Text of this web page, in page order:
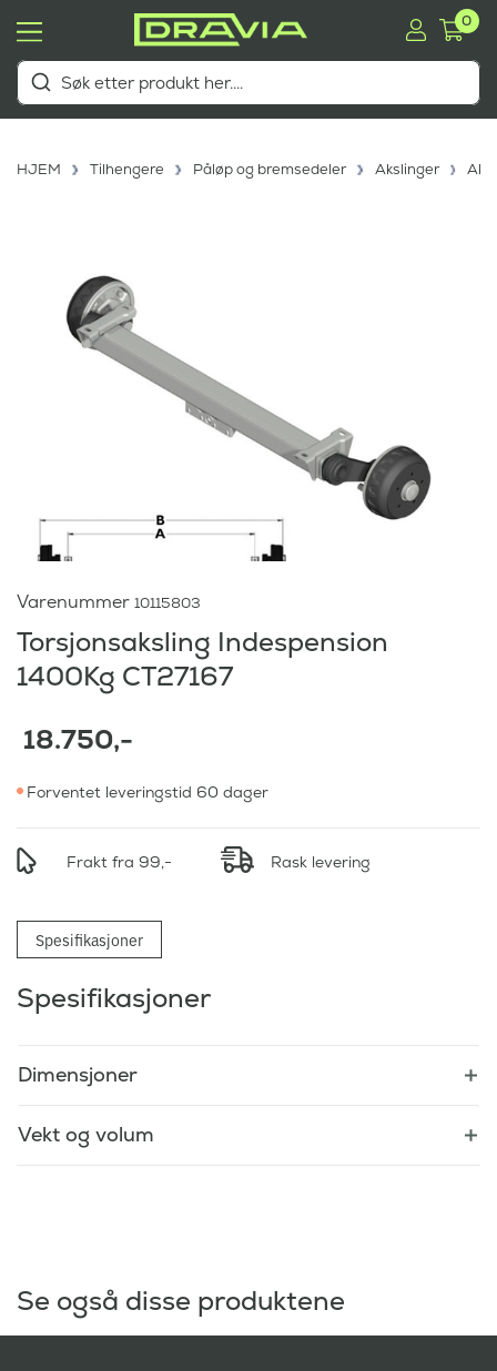
0
HJEM Tilhengere Påløp og bremsedeler Akslinger
Varenummer 10115803
Torsjonsaksling Indespension
1400Kg CT27167
18.750,-
Forventet leveringstid 60 dager
Frakt fra 99,- Rask levering
Spesifikasjoner
Spesifikasjoner
Dimensjoner
Vekt og volum
Se også disse produktene